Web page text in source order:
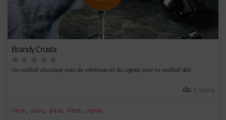
Brandy Crusta
Un cocktail classique avec du cointreau et du cognac pour ce cocktail IBA
1 verre
citron, sucre, glace, bitter, cognac